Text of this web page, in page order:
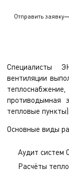
Отправить заявку
Специалисты
вентиляции
противодымная
тепловые пункты).
Основные виды
Аудит систем
Расчёты